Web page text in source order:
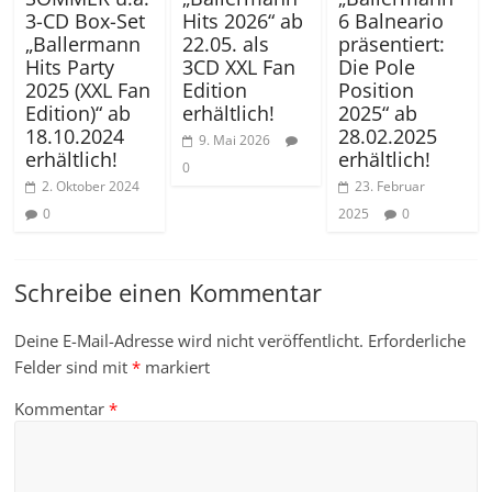
3-CD Box-Set
„Ballermann
Hits Party
2025 (XXL Fan
Edition)“ ab
18.10.2024
erhältlich!
2. Oktober 2024
0
Hits 2026“ ab
22.05. als
3CD XXL Fan
Edition
erhältlich!
9. Mai 2026
0
6 Balneario
präsentiert:
Die Pole
Position
2025“ ab
28.02.2025
erhältlich!
23. Februar
2025
0
Schreibe einen Kommentar
Deine E-Mail-Adresse wird nicht veröffentlicht. Erforderliche
Felder sind mit* markiert
Kommentar*